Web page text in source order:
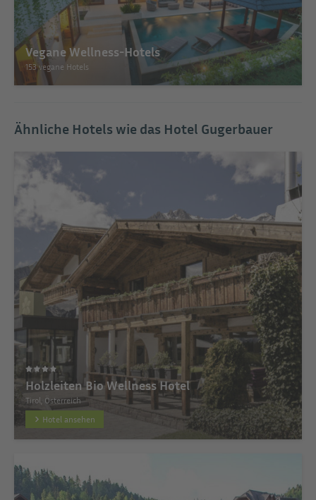
Vegane Wellness-Hotels
153 vegane Hotels
Ähnliche Hotels wie das Hotel Gugerbauer
Holzleiten Bio Wellness Hotel
Tirol, Österreich
Hotel ansehen